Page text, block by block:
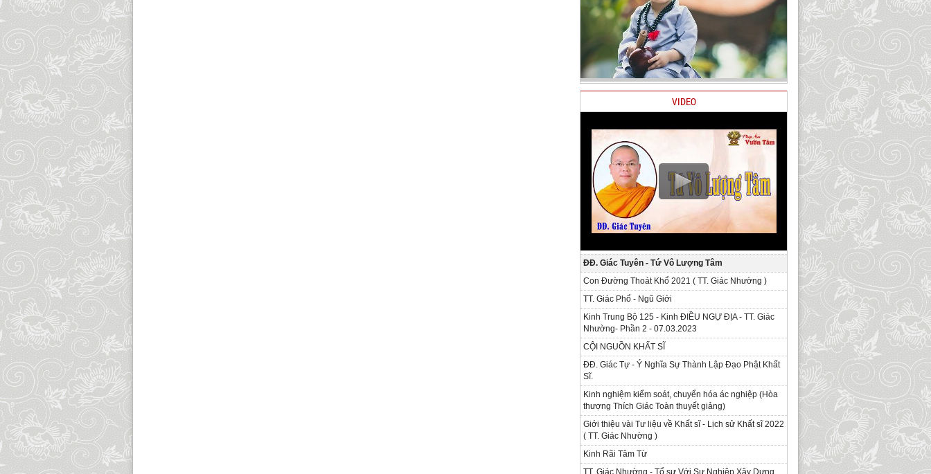
VIDEO
ĐĐ. Giác Tuyên - Tứ Vô Lượng Tâm
Con Đường Thoát Khổ 2021 ( TT. Giác Nhường )
TT. Giác Phổ - Ngũ Giới
Kinh Trung Bộ 125 - Kinh ÐIỀU NGỰ ĐỊA - TT. Giác
Nhường- Phần 2 - 07.03.2023
CỘI NGUỒN KHẤT SĨ
ĐĐ. Giác Tự - Ý Nghĩa Sự Thành Lập Đạo Phật Khất
Sĩ.
Kinh nghiệm kiểm soát, chuyển hóa ác nghiệp (Hòa
thượng Thích Giác Toàn thuyết giảng)
Giới thiệu vài Tư liệu về Khất sĩ - Lịch sử Khất sĩ 2022
( TT. Giác Nhường )
Kinh Rãi Tâm Từ
TT. Giác Nhường - Tổ sư Với Sự Nghiệp Xây Dựng